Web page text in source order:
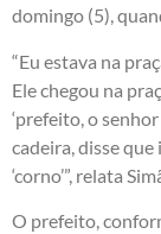
domingo (5),
“Eu estava na
Ele chegou na
‘prefeito, o
cadeira, disse que
‘corno’”, relata
O prefeito,